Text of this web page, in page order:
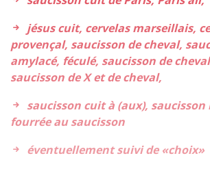
jésus cuit, cervelas marseillais,
provençal, saucisson de cheval,
amylacé, féculé, saucisson de
saucisson de X et de cheval,
saucisson cuit à (aux),
fourrée au saucisson
éventuellement suivi de «choix»